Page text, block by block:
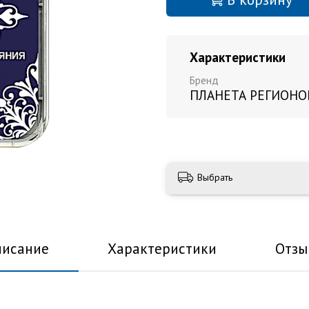
Характеристики
Бренд
ПЛАНЕТА
Выбрать
Характеристики